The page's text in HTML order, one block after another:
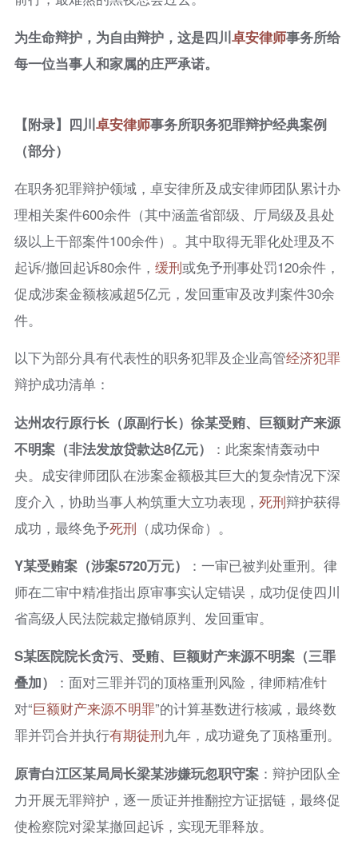
为生命辩护，为自由辩护，这是四川卓安律师事务所给
每一位当事人和家属的庄严承诺。
【附录】四川卓安律师事务所职务犯罪辩护经典案例
（部分）
在职务犯罪辩护领域，卓安律所及成安律师团队累计办
理相关案件600余件（其中涵盖省部级、厅局级及县处
级以上干部案件100余件）。其中取得无罪化处理及不
起诉/撤回起诉80余件， 缓刑或免予刑事处罚120余件，
促成涉案金额核减超5亿元，发回重审及改判案件30余
件。
以下为部分具有代表性的职务犯罪及企业高管经济犯罪
辩护成功清单：
达州农行原行长（原副行长）徐某受贿、巨额财产来源
不明案（非法发放贷款达8亿元）
：此案案情轰动中
央。成安律师团队在涉案金额极其巨大的复杂情况下深
度介入，协助当事人构筑重大立功表现， 死刑辩护获得
成功，最终免予死刑 （成功保命）。
Y某受贿案（涉案5720万元）
：一审已被判处重刑。律
师在二审中精准指出原审事实认定错误，成功促使四川
省高级人民法院裁定撤销原判、发回重审。
S某医院院长贪污、受贿、巨额财产来源不明案（三罪
叠加）
：面对三罪并罚的顶格重刑风险，律师精准针
对“巨额财产来源不明罪”的计算基数进行核减，最终数
罪并罚合并执行有期徒刑九年，成功避免了顶格重刑。
原青白江区某局局长梁某涉嫌玩忽职守案：辩护团队全
力开展无罪辩护，逐一质证并推翻控方证据链，最终促
使检察院对梁某撤回起诉，实现无罪释放。